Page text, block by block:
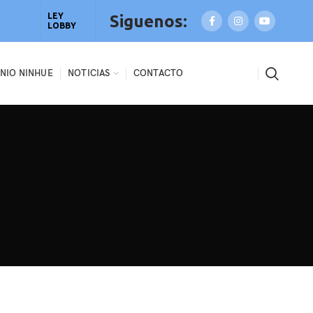
LEY
LOBBY
Siguenos:
NINHUE NOTICIAS CONTACTO